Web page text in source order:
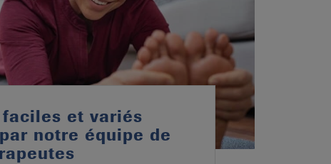
faciles et variés
notre équipe de